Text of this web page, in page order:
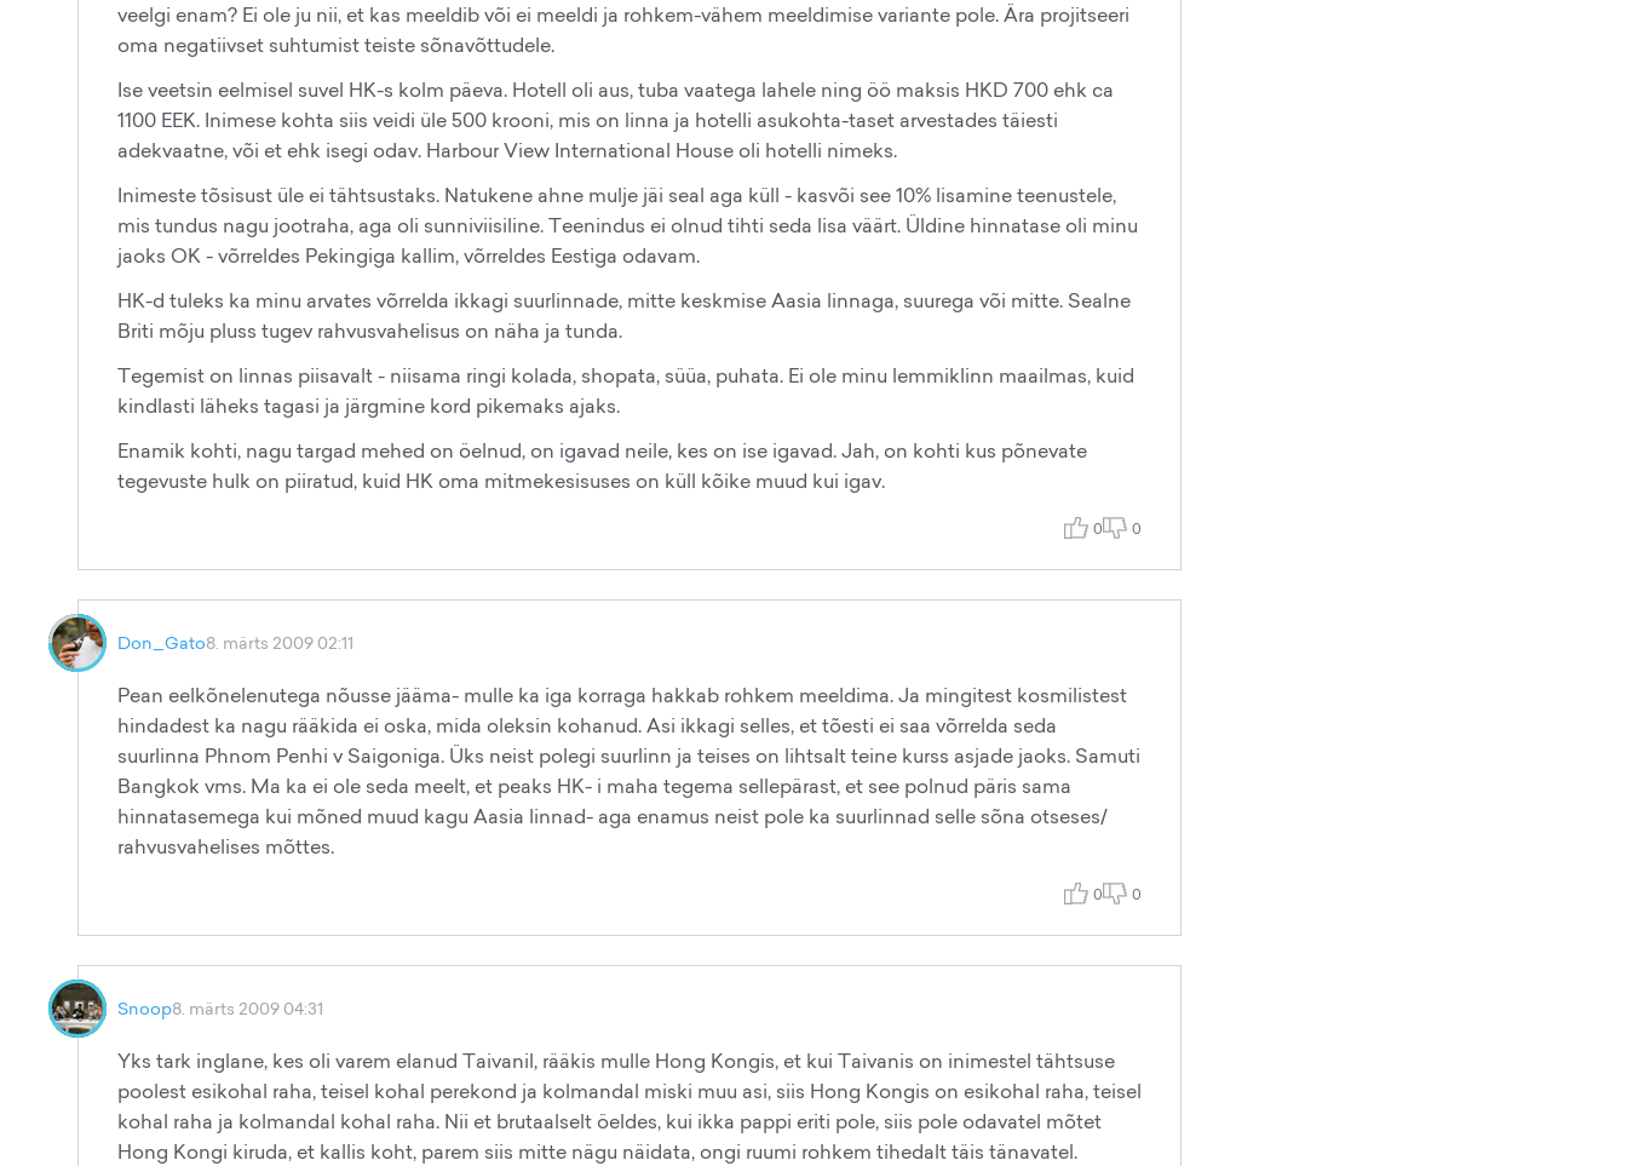
veelgi enam? Ei ole ju nii, et kas meeldib või ei meeldi ja rohkem-vähem meeldimise variante pole. Ära projitseeri
oma negatiivset suhtumist teiste sõnavõttudele.
Ise veetsin eelmisel suvel HK-s kolm päeva. Hotell oli aus, tuba vaatega lahele ning öö maksis HKD 700 ehk ca
1100 EEK. Inimese kohta siis veidi üle 500 krooni, mis on linna ja hotelli asukohta-taset arvestades täiesti
adekvaatne, või et ehk isegi odav. Harbour View International House oli hotelli nimeks.
Inimeste tõsisust üle ei tähtsustaks. Natukene ahne mulje jäi seal aga küll - kasvõi see 10% lisamine teenustele,
mis tundus nagu jootraha, aga oli sunniviisiline. Teenindus ei olnud tihti seda lisa väärt. Üldine hinnatase oli minu
jaoks OK - võrreldes Pekingiga kallim, võrreldes Eestiga odavam.
HK-d tuleks ka minu arvates võrrelda ikkagi suurlinnade, mitte keskmise Aasia linnaga, suurega või mitte. Sealne
Briti mõju pluss tugev rahvusvahelisus on näha ja tunda.
Tegemist on linnas piisavalt - niisama ringi kolada, shopata, süüa, puhata. Ei ole minu lemmiklinn maailmas, kuid
kindlasti läheks tagasi ja järgmine kord pikemaks ajaks.
Enamik kohti, nagu targad mehed on öelnud, on igavad neile, kes on ise igavad. Jah, on kohti kus põnevate
tegevuste hulk on piiratud, kuid HK oma mitmekesisuses on küll kõike muud kui igav.
0 0
Don_Gato8. märts 2009 02:11
Pean eelkõnelenutega nõusse jääma- mulle ka iga korraga hakkab rohkem meeldima. Ja mingitest kosmilistest
hindadest ka nagu rääkida ei oska, mida oleksin kohanud. Asi ikkagi selles, et tõesti ei saa võrrelda seda
suurlinna Phnom Penhi v Saigoniga. Üks neist polegi suurlinn ja teises on lihtsalt teine kurss asjade jaoks. Samuti
Bangkok vms. Ma ka ei ole seda meelt, et peaks HK- i maha tegema sellepärast, et see polnud päris sama
hinnatasemega kui mõned muud kagu Aasia linnad- aga enamus neist pole ka suurlinnad selle sõna otseses/
rahvusvahelises mõttes.
0 0
Snoop8. märts 2009 04:31
Yks tark inglane, kes oli varem elanud Taivanil, rääkis mulle Hong Kongis, et kui Taivanis on inimestel tähtsuse
poolest esikohal raha, teisel kohal perekond ja kolmandal miski muu asi, siis Hong Kongis on esikohal raha, teisel
kohal raha ja kolmandal kohal raha. Nii et brutaalselt öeldes, kui ikka pappi eriti pole, siis pole odavatel mõtet
Hong Kongi kiruda, et kallis koht, parem siis mitte nägu näidata, ongi ruumi rohkem tihedalt täis tänavatel.